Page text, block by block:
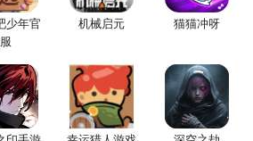
少年官
服
机械启元 猫猫冲呀